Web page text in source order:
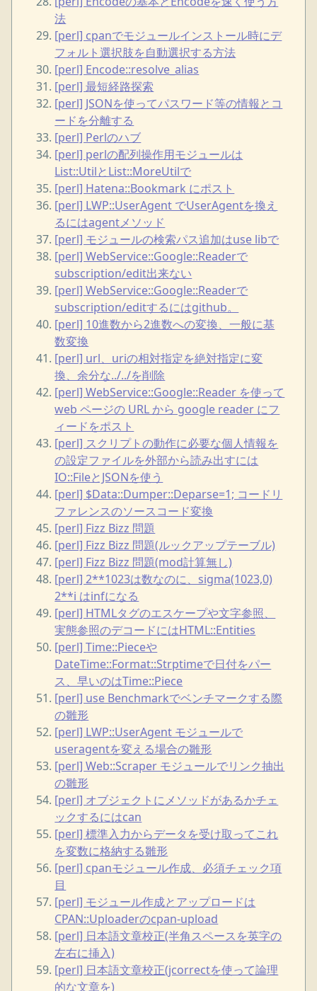
法
[perl] cpanでモジュールインストール時にデ
フォルト選択肢を自動選択する方法
[perl] Encode::resolve_alias
[perl] 最短経路探索
[perl] JSONを使ってパスワード等の情報とコ
ードを分離する
[perl] Perlのハブ
[perl] perlの配列操作用モジュールは
List::UtilとList::MoreUtilで
[perl] Hatena::Bookmark にポスト
[perl] LWP::UserAgent でUserAgentを換え
るにはagentメソッド
[perl] モジュールの検索パス追加はuse libで
[perl] WebService::Google::Readerで
subscription/edit出来ない
[perl] WebService::Google::Readerで
subscription/editするにはgithub。
[perl] 10進数から2進数への変換、一般に基
数変換
[perl] url、uriの相対指定を絶対指定に変
換、余分な../../を削除
[perl] WebService::Google::Reader を使って
web ページの URL から google reader にフ
ィードをポスト
[perl] スクリプトの動作に必要な個人情報を
の設定ファイルを外部から読み出すには
IO::FileとJSONを使う
[perl] $Data::Dumper::Deparse=1; コードリ
ファレンスのソースコード変換
[perl] Fizz Bizz 問題
[perl] Fizz Bizz 問題(ルックアップテーブル)
[perl] Fizz Bizz 問題(mod計算無し)
[perl] 2**1023は数なのに、sigma(1023,0)
2**i はinfになる
[perl] HTMLタグのエスケープや文字参照、
実態参照のデコードにはHTML::Entities
[perl] Time::Pieceや
DateTime::Format::Strptimeで日付をパー
ス、早いのはTime::Piece
[perl] use Benchmarkでベンチマークする際
の雛形
[perl] LWP::UserAgent モジュールで
useragentを変える場合の雛形
[perl] Web::Scraper モジュールでリンク抽出
の雛形
[perl] オブジェクトにメソッドがあるかチェ
ックするにはcan
[perl] 標準入力からデータを受け取ってこれ
を変数に格納する雛形
[perl] cpanモジュール作成、必須チェック項
目
[perl] モジュール作成とアップロードは
CPAN::Uploaderのcpan-upload
[perl] 日本語文章校正(半角スペースを英字の
左右に挿入)
[perl] 日本語文章校正(jcorrectを使って論理
的な文章を)